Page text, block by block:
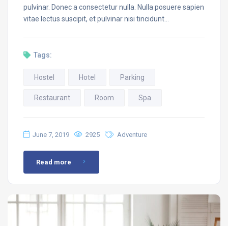
pulvinar. Donec a consectetur nulla. Nulla posuere sapien
vitae lectus suscipit, et pulvinar nisi tincidunt…
Tags:
Hostel Hotel Parking
Restaurant Room Spa
June 7, 2019 2925 Adventure
Read more